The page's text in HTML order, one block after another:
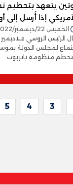
يتعهد بتحطيم
إذا أُرسل إلى
الخميس 22/ديسمبر/2022 - 07:37 م
الرئيس الروسي
لمجلس الدولة
منظومة باتريوت
3
4
5